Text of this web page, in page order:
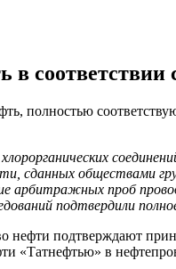
в
полностью
сданных обществами
арбитражных проб
подтвердили
подтверждают
«Татнефтью» в